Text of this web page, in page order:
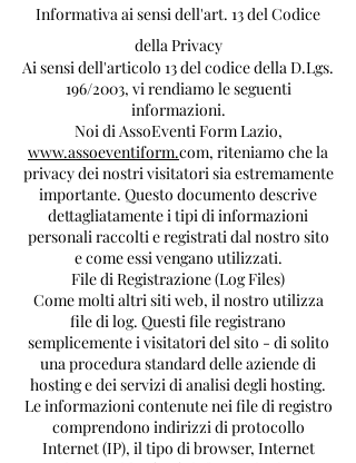
Informativa ai sensi dell'art. 13 del Codice
della Privacy
Ai sensi dell'articolo 13 del codice della D.Lgs.
196/2003, vi rendiamo le seguenti
informazioni.
Noi di AssoEventi Form Lazio,
www.assoeventiform.com, riteniamo che la
privacy dei nostri visitatori sia estremamente
importante. Questo documento descrive
dettagliatamente i tipi di informazioni
personali raccolti e registrati dal nostro sito
e come essi vengano utilizzati.
File di Registrazione (Log Files)
Come molti altri siti web, il nostro utilizza
file di log. Questi file registrano
semplicemente i visitatori del sito - di solito
una procedura standard delle aziende di
hosting e dei servizi di analisi degli hosting.
Le informazioni contenute nei file di registro
comprendono indirizzi di protocollo
Internet (IP), il tipo di browser, Internet